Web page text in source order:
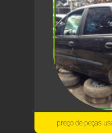
preço de peças